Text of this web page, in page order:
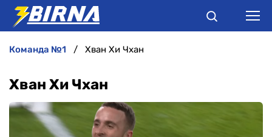
ІНТЕРВ'Ю
команда №1 Хван Хи Чхан
Хван Хи Чхан